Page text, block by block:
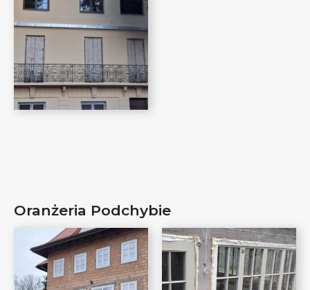
Oranżeria Podchybie